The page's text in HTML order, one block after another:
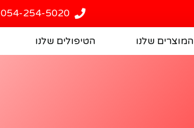
054-254-5020
המוצרים שלנו הטיפולים שלנו